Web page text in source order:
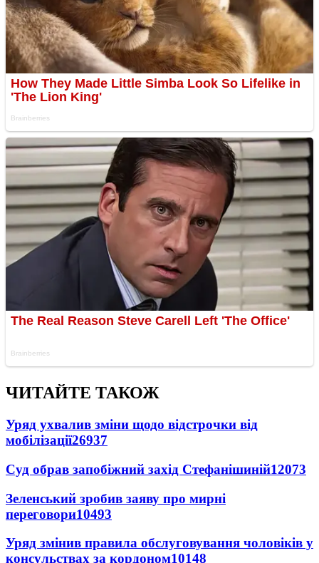
ЧИТАЙТЕ ТАКОЖ
Уряд ухвалив зміни щодо відстрочки від
мобілізації26937
Суд обрав запобіжний захід Стефанішиній12073
Зеленський зробив заяву про мирні
переговори10493
Уряд змінив правила обслуговування чоловіків у
консульствах за кордоном10148